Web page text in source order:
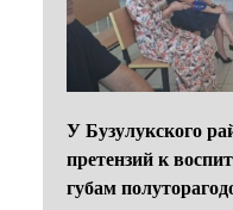
У Бузулукского
претензий к
губам